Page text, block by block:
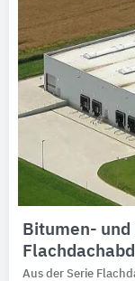
Bitumen-
Aus der Serie